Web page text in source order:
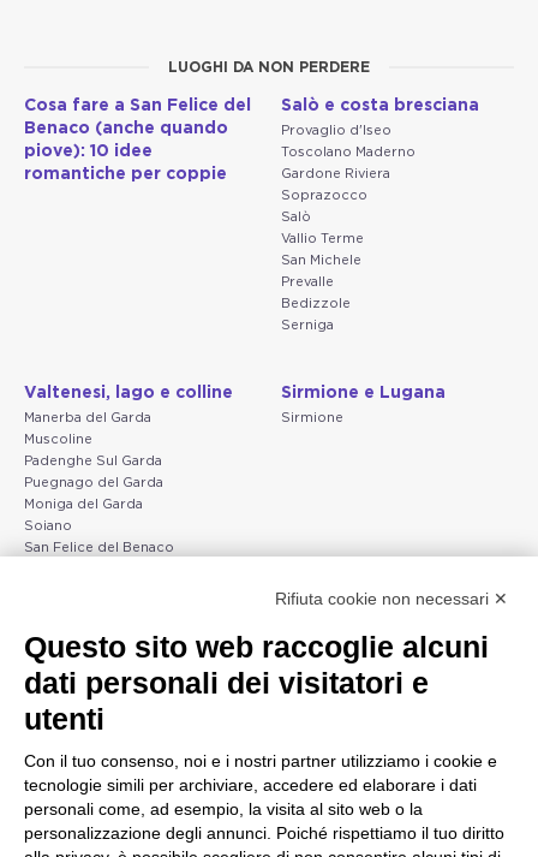
LUOGHI DA NON PERDERE
Cosa fare a San Felice del
Benaco (anche quando
piove): 10 idee
romantiche per coppie
Salò e costa bresciana
Provaglio d'Iseo
Toscolano Maderno
Gardone Riviera
Soprazocco
Salò
Vallio Terme
San Michele
Prevalle
Bedizzole
Serniga
Valtenesi, lago e colline
Manerba del Garda
Muscoline
Padenghe Sul Garda
Puegnago del Garda
Moniga del Garda
Soiano
San Felice del Benaco
Sirmione e Lugana
Sirmione
Peschiera e la costa
veneta
Lazise
Peschiera del Garda
Verona
Valeggio sul Mincio
San Giorgio di Valpolicella
Garda
Gargnano e l'Alto Garda
Gargnano
Arco
Campione
Nago-Torbole
Torbole
Bleggio superiore
Rifiuta cookie non necessari ✕
Questo sito web raccoglie alcuni
dati personali dei visitatori e
utenti
Con il tuo consenso, noi e i nostri partner utilizziamo i cookie e
tecnologie simili per archiviare, accedere ed elaborare i dati
personali come, ad esempio, la visita al sito web o la
personalizzazione degli annunci. Poiché rispettiamo il tuo diritto